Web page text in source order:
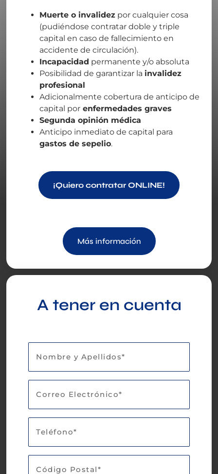
Muerte o invalidez por cualquier cosa
(pudiéndose contratar doble y triple
capital en caso de fallecimiento en
accidente de circulación).
Incapacidad permanente y/o absoluta
Posibilidad de garantizar la invalidez
profesional
Adicionalmente cobertura de anticipo de
capital por enfermedades graves
Segunda opinión médica
Anticipo inmediato de capital para
gastos de sepelio.
¡Quiero contratar ONLINE!
Más información
A tener en cuenta